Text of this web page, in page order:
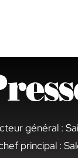
général :
principal :